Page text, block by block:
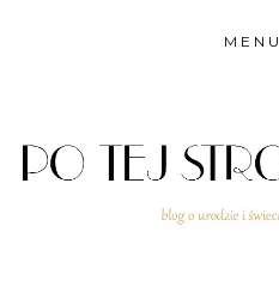
MENU